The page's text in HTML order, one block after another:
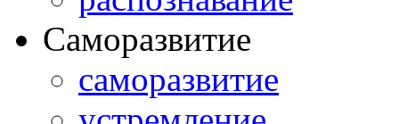
Саморазвитие
саморазвитие